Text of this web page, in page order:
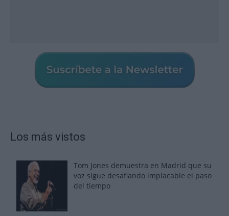
Los más vistos
Tom Jones demuestra en Madrid que su
voz sigue desafiando implacable el paso
del tiempo